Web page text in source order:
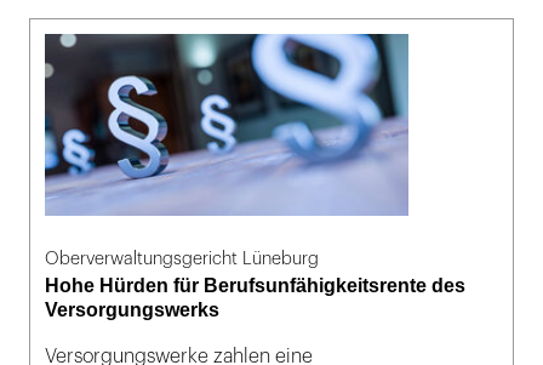
Oberverwaltungsgericht Lüneburg
Hohe Hürden für Berufsunfähigkeitsrente des
Versorgungswerks
Versorgungswerke zahlen eine